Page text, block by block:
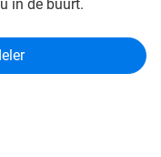
in de buurt.